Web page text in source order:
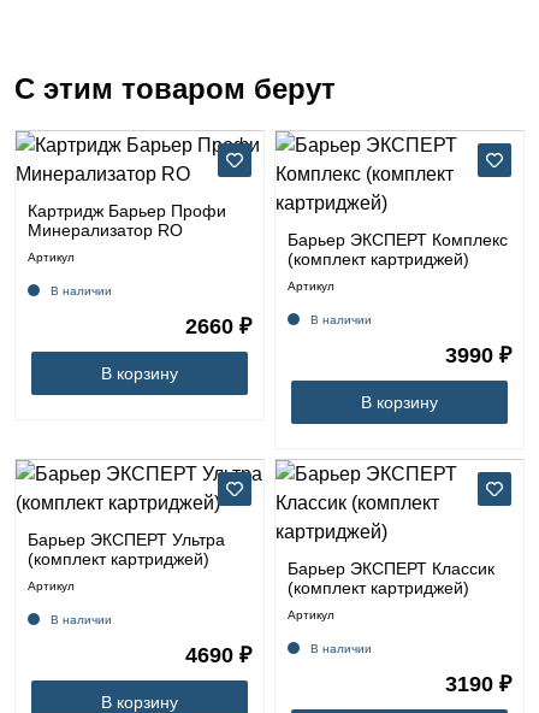
С этим товаром берут
Картридж Барьер Профи
Минерализатор RO
Артикул
В наличии
2660 ₽
В корзину
Барьер ЭКСПЕРТ Комплекс
(комплект картриджей)
Артикул
В наличии
3990 ₽
В корзину
Барьер ЭКСПЕРТ Ультра
(комплект картриджей)
Артикул
В наличии
4690 ₽
В корзину
Барьер ЭКСПЕРТ Классик
(комплект картриджей)
Артикул
В наличии
3190 ₽